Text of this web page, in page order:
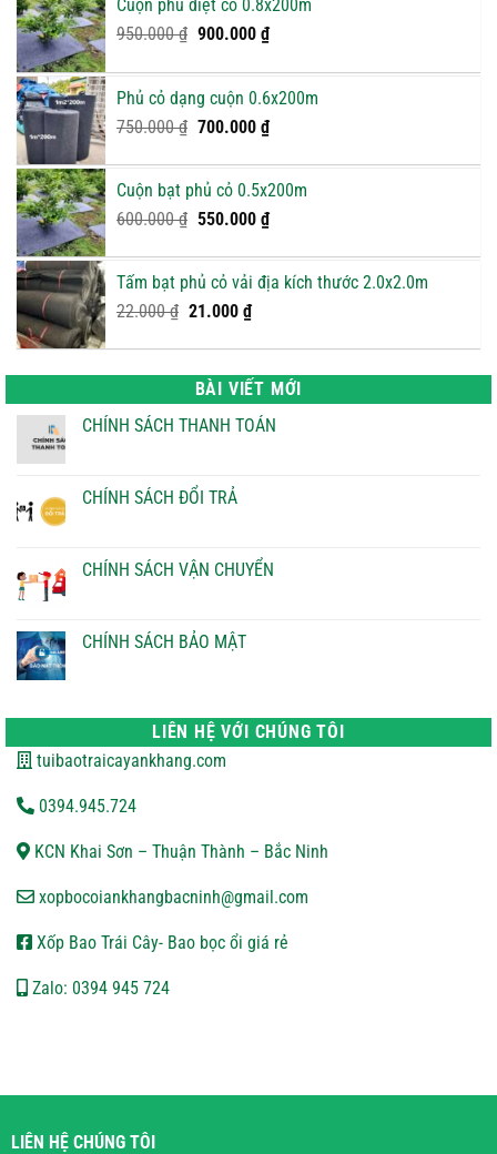
Cuộn phủ diệt cỏ 0.8x200m
950.000₫ Giá
là:
950.000 ₫.
900.000 ₫Giá
tại
là:
900.000 ₫.
Phủ cỏ dạng cuộn 0.6x200m
750.000₫ Giá
là:
750.000 ₫.
700.000 ₫Giá
tại
là:
700.000 ₫.
Cuộn bạt phủ cỏ 0.5x200m
600.000₫ Giá
là:
600.000 ₫.
550.000 ₫Giá
tại
là:
Tấm bạt phủ cỏ vải địa kích thước 2.0x2.0m
22.000₫ Giá
là:
22.000 ₫.
21.000 ₫Giá
tại
là:
21.000 ₫.
BÀI VIẾT MỚI
CHÍNH SÁCH THANH TOÁN
luận
ở
TOÁN
CHÍNH SÁCH ĐỔI TRẢ
luận
ở
TRẢ
CHÍNH SÁCH VẬN CHUYỂN
luận
ởCHÍNH SÁCH BẢO MẬT
ở
SÁCH
BẢO
LIÊN HỆ VỚI CHÚNG TÔI
tuibaotraicayankhang.com
0394.945.724
KCN Khai Sơn – Thuận Thành – Bắc Ninh
xopbocoiankhangbacninh@gmail.com
Xốp Bao Trái Cây- Bao bọc ổi giá rẻ
Zalo: 0394 945 724
LIÊN HỆ CHÚNG TÔI